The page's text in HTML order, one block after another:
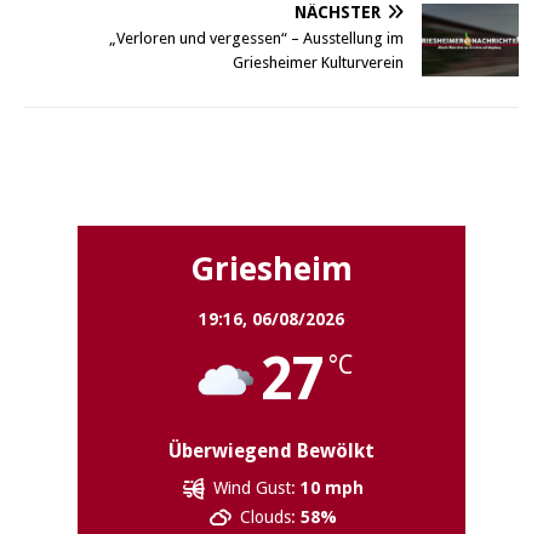
NÄCHSTER
„Verloren und vergessen“ – Ausstellung im
Griesheimer Kulturverein
Griesheim
19:16, 06/08/2026
27 °C
Überwiegend Bewölkt
Wind Gust: 10 mph
Clouds: 58%